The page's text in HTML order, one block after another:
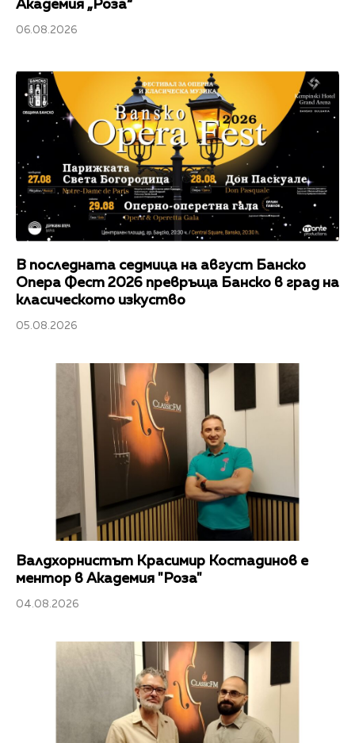
Академия „Роза“
06.08.2026
В последната седмица на август Банско
Опера Фест 2026 превръща Банско в град на
класическото изкуство
05.08.2026
Валдхорнистът Красимир Костадинов е
ментор в Академия "Роза"
04.08.2026